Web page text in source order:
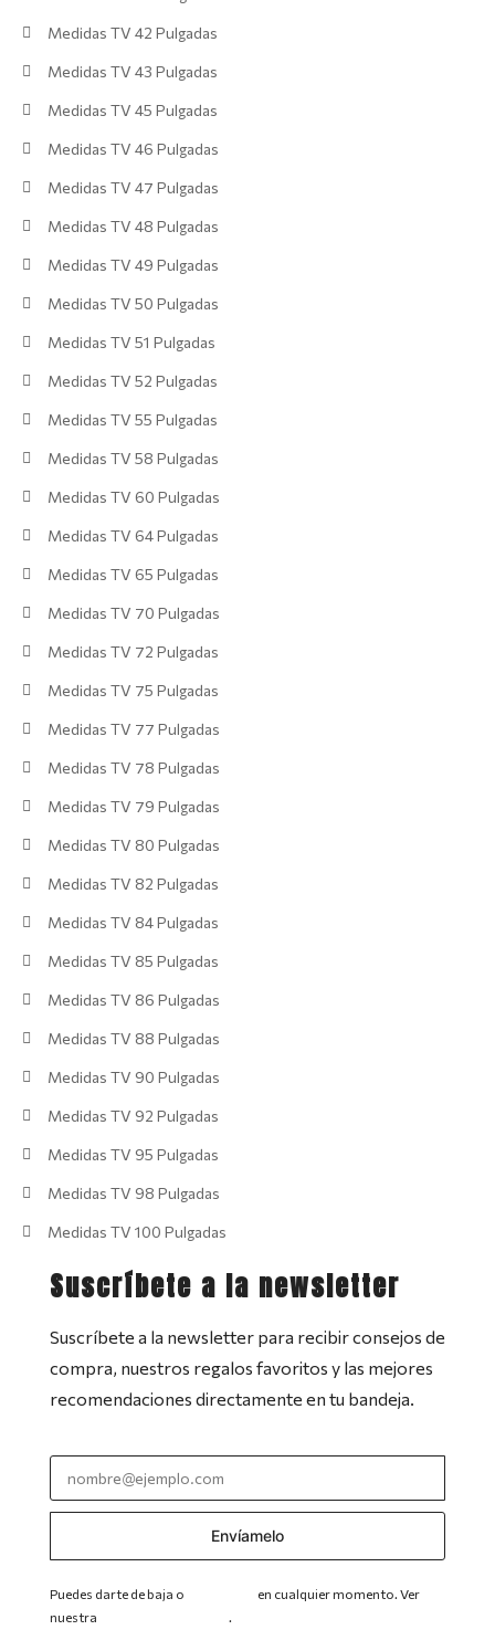
Medidas TV 42 Pulgadas
Medidas TV 43 Pulgadas
Medidas TV 45 Pulgadas
Medidas TV 46 Pulgadas
Medidas TV 47 Pulgadas
Medidas TV 48 Pulgadas
Medidas TV 49 Pulgadas
Medidas TV 50 Pulgadas
Medidas TV 51 Pulgadas
Medidas TV 52 Pulgadas
Medidas TV 55 Pulgadas
Medidas TV 58 Pulgadas
Medidas TV 60 Pulgadas
Medidas TV 64 Pulgadas
Medidas TV 65 Pulgadas
Medidas TV 70 Pulgadas
Medidas TV 72 Pulgadas
Medidas TV 75 Pulgadas
Medidas TV 77 Pulgadas
Medidas TV 78 Pulgadas
Medidas TV 79 Pulgadas
Medidas TV 80 Pulgadas
Medidas TV 82 Pulgadas
Medidas TV 84 Pulgadas
Medidas TV 85 Pulgadas
Medidas TV 86 Pulgadas
Medidas TV 88 Pulgadas
Medidas TV 90 Pulgadas
Medidas TV 92 Pulgadas
Medidas TV 95 Pulgadas
Medidas TV 98 Pulgadas
Medidas TV 100 Pulgadas
Suscríbete a la newsletter
Suscríbete a la newsletter para recibir consejos de
compra, nuestros regalos favoritos y las mejores
recomendaciones directamente en tu bandeja.
Envíamelo
Puedes darte de baja o
en cualquier momento. Ver
nuestra
.